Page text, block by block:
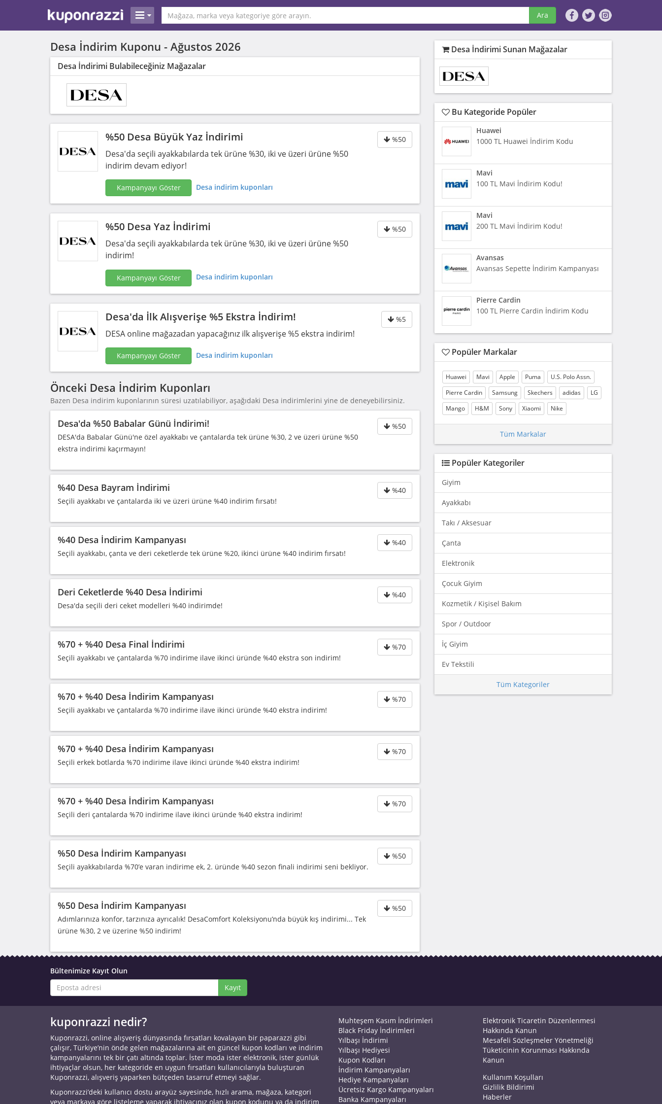
Ara
Desa İndirim Kuponu - Ağustos 2026
Desa İndirimi Bulabileceğiniz Mağazalar
%50
%50 Desa Büyük Yaz İndirimi
Desa'da seçili ayakkabılarda tek ürüne %30, iki ve üzeri ürüne %50
indirim devam ediyor!
Kampanyayı Göster Desa indirim kuponları
%50
%50 Desa Yaz İndirimi
Desa'da seçili ayakkabılarda tek ürüne %30, iki ve üzeri ürüne %50
indirim!
Kampanyayı Göster Desa indirim kuponları
%5
Desa'da İlk Alışverişe %5 Ekstra İndirim!
DESA online mağazadan yapacağınız ilk alışverişe %5 ekstra indirim!
Kampanyayı Göster Desa indirim kuponları
Önceki Desa İndirim Kuponları
Bazen Desa indirim kuponlarının süresi uzatılabiliyor, aşağıdaki Desa indirimlerini yine de deneyebilirsiniz.
%50
Desa'da %50 Babalar Günü İndirimi!
DESA'da Babalar Günü'ne özel ayakkabı ve çantalarda tek ürüne %30, 2 ve üzeri ürüne %50
ekstra indirimi kaçırmayın!
%40
%40 Desa Bayram İndirimi
Seçili ayakkabı ve çantalarda iki ve üzeri ürüne %40 indirim fırsatı!
%40
%40 Desa İndirim Kampanyası
Seçili ayakkabı, çanta ve deri ceketlerde tek ürüne %20, ikinci ürüne %40 indirim fırsatı!
%40
Deri Ceketlerde %40 Desa İndirimi
Desa'da seçili deri ceket modelleri %40 indirimde!
%70
%70 + %40 Desa Final İndirimi
Seçili ayakkabı ve çantalarda %70 indirime ilave ikinci üründe %40 ekstra son indirim!
%70
%70 + %40 Desa İndirim Kampanyası
Seçili ayakkabı ve çantalarda %70 indirime ilave ikinci üründe %40 ekstra indirim!
%70
%70 + %40 Desa İndirim Kampanyası
Seçili erkek botlarda %70 indirime ilave ikinci üründe %40 ekstra indirim!
%70
%70 + %40 Desa İndirim Kampanyası
Seçili deri çantalarda %70 indirime ilave ikinci üründe %40 ekstra indirim!
%50
%50 Desa İndirim Kampanyası
Seçili ayakkabılarda %70’e varan indirime ek, 2. üründe %40 sezon finali indirimi seni bekliyor.
%50
%50 Desa İndirim Kampanyası
Adımlarınıza konfor, tarzınıza ayrıcalık! DesaComfort Koleksiyonu’nda büyük kış indirimi... Tek
ürüne %30, 2 ve üzerine %50 indirim!
Desa İndirimi Sunan Mağazalar
Bu Kategoride Popüler
Huawei
1000 TL Huawei İndirim Kodu
Mavi
100 TL Mavi İndirim Kodu!
Mavi
200 TL Mavi İndirim Kodu!
Avansas
Avansas Sepette İndirim Kampanyası
Pierre Cardin
100 TL Pierre Cardin İndirim Kodu
Popüler Markalar
Huawei Mavi Apple Puma
U.S. Polo Assn.
Pierre Cardin
Samsung Skechers adidas
LG
Mango
H&M Sony Xiaomi Nike
Tüm Markalar
Popüler Kategoriler
Giyim
Ayakkabı
Takı / Aksesuar
Çanta
Elektronik
Çocuk Giyim
Kozmetik / Kişisel Bakım
Spor / Outdoor
İç Giyim
Ev Tekstili
Tüm Kategoriler
Bültenimize Kayıt Olun
Kayıt
kuponrazzi nedir?
Kuponrazzi, online alışveriş dünyasında fırsatları kovalayan bir paparazzi gibi
çalışır, Türkiye’nin önde gelen mağazalarına ait en güncel kupon kodları ve indirim
kampanyalarını tek bir çatı altında toplar. İster moda ister elektronik, ister günlük
ihtiyaçlar olsun, her kategoride en uygun fırsatları kullanıcılarıyla buluşturan
Kuponrazzi, alışveriş yaparken bütçeden tasarruf etmeyi sağlar.
Kuponrazzi’deki kullanıcı dostu arayüz sayesinde, hızlı arama, mağaza, kategori
veya markaya göre listeleme yaparak ihtiyacınız olan kupon kodunu ya da indirim
Muhteşem Kasım İndirimleri
Black Friday İndirimleri
Yılbaşı İndirimi
Yılbaşı Hediyesi
Kupon Kodları
İndirim Kampanyaları
Hediye Kampanyaları
Ücretsiz Kargo Kampanyaları
Banka Kampanyaları
Elektronik Ticaretin Düzenlenmesi
Hakkında Kanun
Mesafeli Sözleşmeler Yönetmeliği
Tüketicinin Korunması Hakkında
Kanun
Kullanım Koşulları
Gizlilik Bildirimi
Haberler